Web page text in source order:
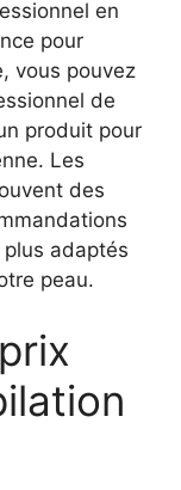
en
pour
vous pouvez
de
produit pour
Les
des
adaptés
peau.